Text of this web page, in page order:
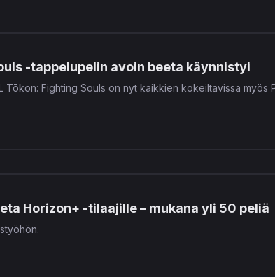
-tappelupelin avoin beeta käynnistyi
Tōkon: Fighting Souls on nyt kaikkien kokeiltavissa myös
Horizon+ -tilaajille – mukana yli 50 peliä